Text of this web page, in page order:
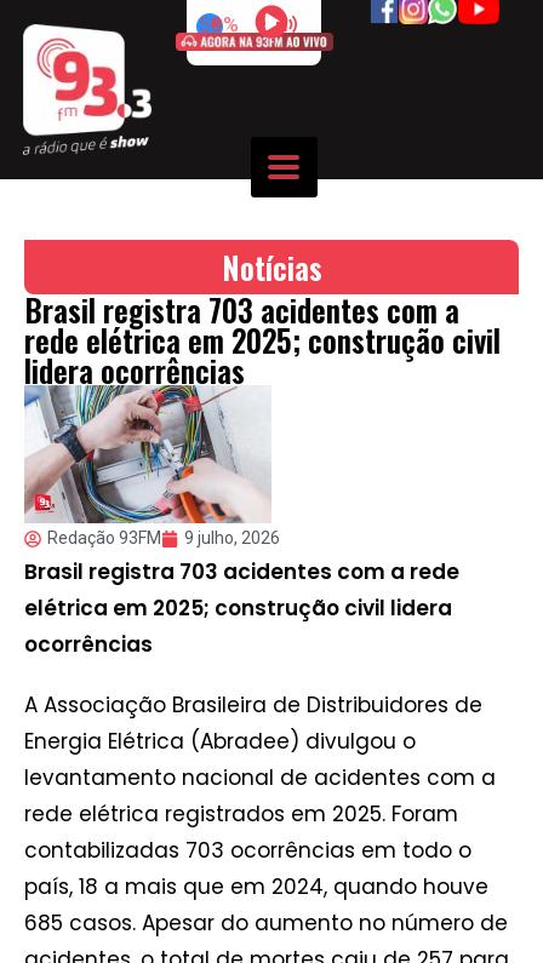
50%
Notícias
Brasil registra 703 acidentes com a
rede elétrica em 2025; construção civil
lidera ocorrências
Redação 93FM 9 julho, 2026
Brasil registra 703 acidentes com a rede
elétrica em 2025; construção civil lidera
ocorrências
A Associação Brasileira de Distribuidores de
Energia Elétrica (Abradee) divulgou o
levantamento nacional de acidentes com a
rede elétrica registrados em 2025. Foram
contabilizadas 703 ocorrências em todo o
país, 18 a mais que em 2024, quando houve
685 casos. Apesar do aumento no número de